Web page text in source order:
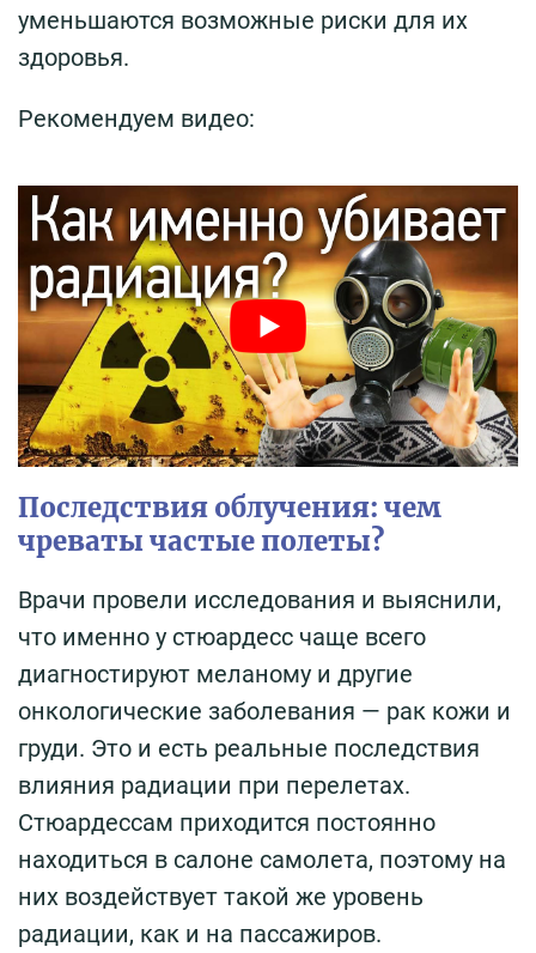
уменьшаются возможные риски для их
здоровья.
Рекомендуем видео:
Последствия облучения: чем
чреваты частые полеты?
Врачи провели исследования и выяснили,
что именно у стюардесс чаще всего
диагностируют меланому и другие
онкологические заболевания — рак кожи и
груди. Это и есть реальные последствия
влияния радиации при перелетах.
Стюардессам приходится постоянно
находиться в салоне самолета, поэтому на
них воздействует такой же уровень
радиации, как и на пассажиров.